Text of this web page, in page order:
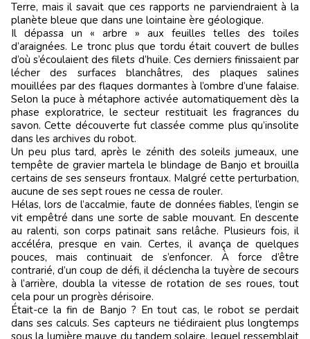
Terre, mais il savait que ces rapports ne parviendraient à la
planète bleue que dans une lointaine ère géologique.
Il dépassa un « arbre » aux feuilles telles des toiles
d’araignées. Le tronc plus que tordu était couvert de bulles
d’où s’écoulaient des filets d’huile. Ces derniers finissaient par
lécher des surfaces blanchâtres, des plaques salines
mouillées par des flaques dormantes à l’ombre d’une falaise.
Selon la puce à métaphore activée automatiquement dès la
phase exploratrice, le secteur restituait les fragrances du
savon. Cette découverte fut classée comme plus qu’insolite
dans les archives du robot.
Un peu plus tard, après le zénith des soleils jumeaux, une
tempête de gravier martela le blindage de Banjo et brouilla
certains de ses senseurs frontaux. Malgré cette perturbation,
aucune de ses sept roues ne cessa de rouler.
Hélas, lors de l’accalmie, faute de données fiables, l’engin se
vit empêtré dans une sorte de sable mouvant. En descente
au ralenti, son corps patinait sans relâche. Plusieurs fois, il
accéléra, presque en vain. Certes, il avança de quelques
pouces, mais continuait de s’enfoncer. À force d’être
contrarié, d’un coup de défi, il déclencha la tuyère de secours
à l’arrière, doubla la vitesse de rotation de ses roues, tout
cela pour un progrès dérisoire.
Était-ce la fin de Banjo ? En tout cas, le robot se perdait
dans ses calculs. Ses capteurs ne tiédiraient plus longtemps
sous la lumière mauve du tandem solaire, lequel ressemblait